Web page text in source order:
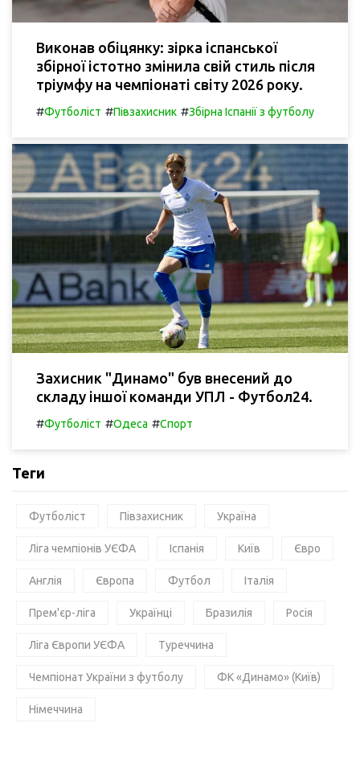
Виконав обіцянку: зірка іспанської
збірної істотно змінила свій стиль після
тріумфу на чемпіонаті світу 2026 року.
#Футболіст #Півзахисник #Збірна Іспанії з футболу
Захисник "Динамо" був внесений до
складу іншої команди УПЛ - Футбол24.
#Футболіст #Одеса #Спорт
Теги
Футболіст Півзахисник Україна
Ліга чемпіонів УЄФА Іспанія Київ Євро
Англія Європа Футбол Італія
Прем'єр-ліга Українці Бразилія Росія
Ліга Європи УЄФА Туреччина
Чемпіонат України з футболу ФК «Динамо» (Київ)
Німеччина